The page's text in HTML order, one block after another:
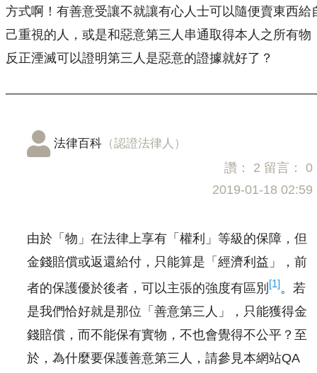
方式啊！有善意受讓不就讓有心人士可以隨便賣東西給
己重視的人，或是和惡意第三人串通取得本人之所有物
反正湮滅可以證明第三人是惡意的證據就好了？
法律百科 （認證法律人）
讚： 2 留言： 0
2019-01-18 02:59
由於「物」在法律上享有「權利」等級的保障，但
金錢賠償或返還給付，只能算是「經濟利益」，前
者的保護優於後者，可以主張的強度有區別 [1]。若
是我們恰好就是那位「善意第三人」，只能獲得金
錢賠償，而不能保有實物，不也會覺得不公平？至
於，為什麼要保護善意第三人，請參見本網站QA